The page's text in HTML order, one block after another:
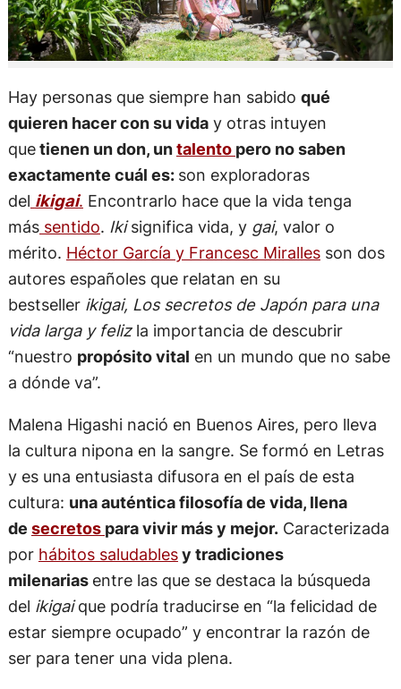
Hay personas que siempre han sabido qué
quieren hacer con su viday otras intuyen
quetienen un don, untalento pero no saben
exactamente cuál es: son exploradoras
del ikigai. Encontrarlo hace que la vida tenga
mássentido. Ikisignifica vida, y gai, valor o
mérito. Héctor García y Francesc Mirallesson dos
autores españoles que relatan en su
bestsellerikigai, Los secretos de Japón para una
vida larga y felizla importancia de descubrir
“nuestro propósito vital en un mundo que no sabe
a dónde va”.
Malena Higashi nació en Buenos Aires, pero lleva
la cultura nipona en la sangre. Se formó en Letras
y es una entusiasta difusora en el país de esta
cultura: una auténtica filosofía de vida, llena
de secretos para vivir más y mejor.Caracterizada
por hábitos saludablesy tradiciones
milenarias entre las que se destaca la búsqueda
del ikigaique podría traducirse en “la felicidad de
estar siempre ocupado” y encontrar la razón de
ser para tener una vida plena.